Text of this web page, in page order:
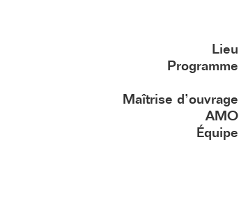
Lieu
Programme
Maîtrise d’ouvrage
AMO
Équipe